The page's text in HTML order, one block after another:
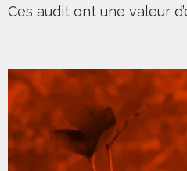
Ces audit ont une valeur